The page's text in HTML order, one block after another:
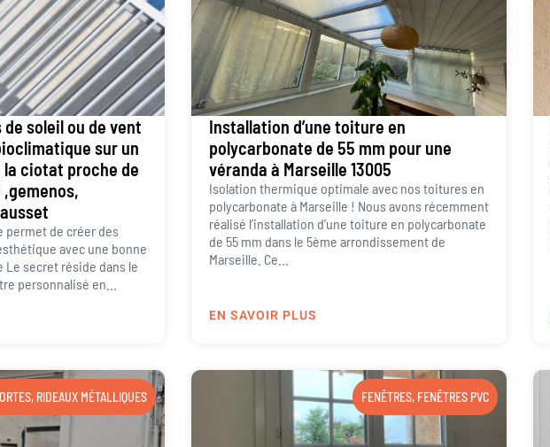
de soleil ou de vent
sur un
ciotat proche de
permet de créer des
avec une bonne
secret réside dans le
personnalisé en...
Installation d’une toiture en
polycarbonate de 55 mm pour une
véranda à Marseille 13005
Isolation thermique optimale avec nos toitures en
polycarbonate à Marseille ! Nous avons récemment
réalisé l’installation d’une toiture en polycarbonate
de 55 mm dans le 5ème arrondissement de
Marseille. Ce...
EN SAVOIR PLUS
, RIDEAUX MÉTALLIQUES FENÊTRES, FENÊTRES PVC